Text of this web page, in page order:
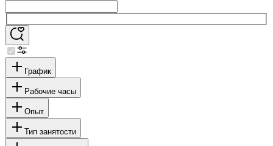
График
Рабочие часы
Опыт
Тип занятости